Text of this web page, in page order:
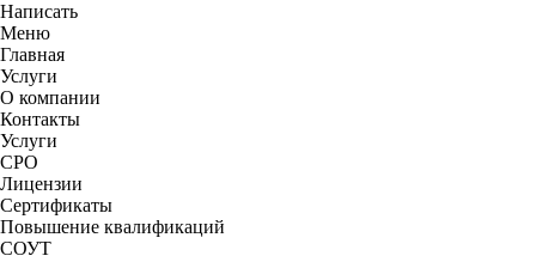
Написать
Меню
Главная
Услуги
О компании
Контакты
Услуги
СРО
Лицензии
Сертификаты
Повышение квалификаций
СОУТ